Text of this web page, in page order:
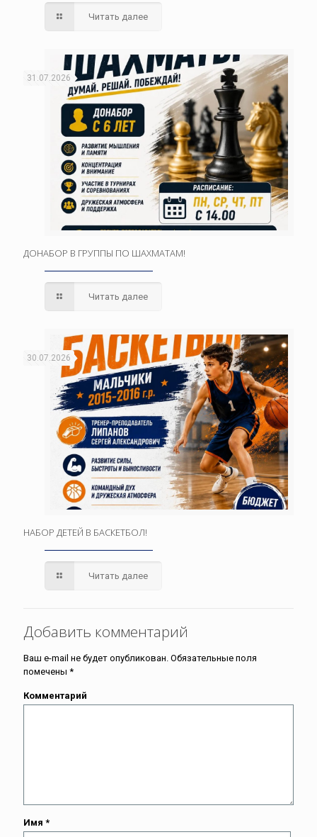
Читать далее
31.07.2026
ДОНАБОР В ГРУППЫ ПО ШАХМАТАМ!
Читать далее
30.07.2026
НАБОР ДЕТЕЙ В БАСКЕТБОЛ!
Читать далее
Добавить комментарий
Ваш e-mail не будет опубликован. Обязательные поля
помечены *
Комментарий
Имя *